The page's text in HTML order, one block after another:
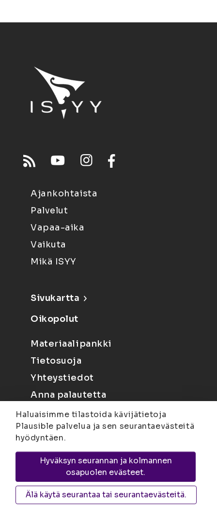
Ajankohtaista
Palvelut
Vapaa-aika
Vaikuta
Mikä ISYY
Sivukartta
Oikopolut
Materiaalipankki
Tietosuoja
Yhteystiedot
Anna palautetta
Joensuu
Suvantokatu 6, 80100 Joensuu |
KuopioYliopistonranta 15, PL 1627, 70211
Kuopio
Haluaisimme tilastoida kävijätietoja
Plausible palvelua ja sen seurantaevästeitä
hyödyntäen.
Hyväksyn seurannan ja kolmannen
osapuolen evästeet.
Älä käytä seurantaa tai seurantaevästeitä.